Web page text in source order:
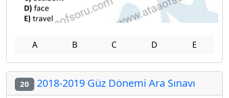
A B C D E
20 2018-2019 Güz Dönemi Ara Sınavı